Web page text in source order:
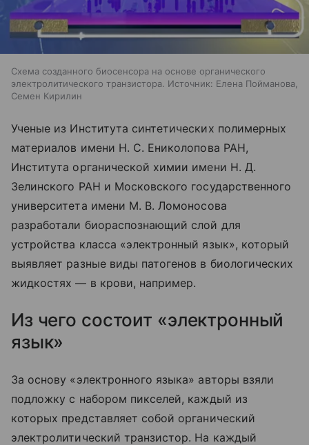
Схема созданного биосенсора на основе органического
электролитического транзистора. Источник: Елена Пойманова,
Семен Кирилин
Ученые из Института синтетических полимерных
материалов имени Н. С. Ениколопова РАН,
Института органической химии имени Н. Д.
Зелинского РАН и Московского государственного
университета имени М. В. Ломоносова
разработали биораспознающий слой для
устройства класса «электронный язык», который
выявляет разные виды патогенов в биологических
жидкостях — в крови, например.
Из чего состоит «электронный
язык»
За основу «электронного языка» авторы взяли
подложку с набором пикселей, каждый из
которых представляет собой органический
электролитический транзистор. На каждый